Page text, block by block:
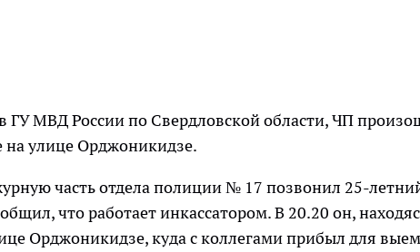
ГУ МВД России по Свердловской области, ЧП
на улице Орджоникидзе.
часть отдела полиции № 17 позвонил 25-
что работает инкассатором. В 20.20 он,
Орджоникидзе, куда с коллегами прибыл для